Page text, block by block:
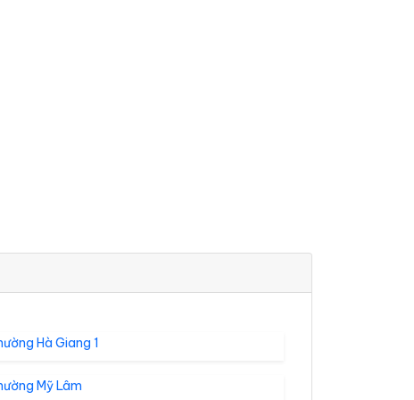
Hà Giang 1
Mỹ Lâm